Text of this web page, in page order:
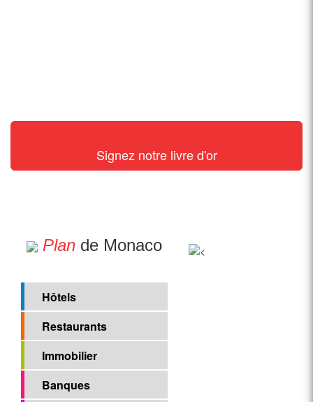
Signez notre livre d'or
Plan de Monaco
Hôtels
Restaurants
Immobilier
Banques